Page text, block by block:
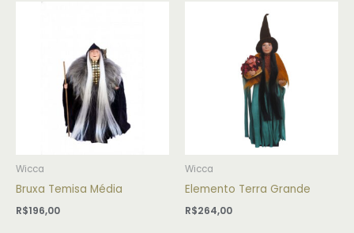
Wicca
Bruxa Temisa Média
R$196,00
Wicca
Elemento Terra Grande
R$264,00